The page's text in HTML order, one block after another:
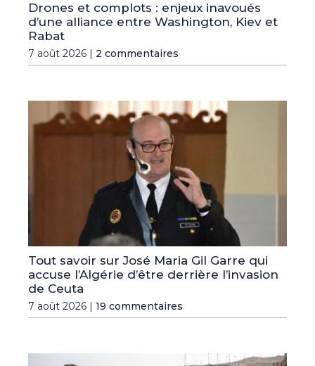
Drones et complots : enjeux inavoués
d’une alliance entre Washington, Kiev et
Rabat
7 août 2026 | 2 commentaires
Tout savoir sur José Maria Gil Garre qui
accuse l’Algérie d’être derrière l’invasion
de Ceuta
7 août 2026 | 19 commentaires